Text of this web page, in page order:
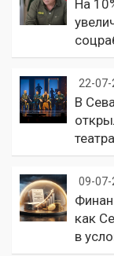
На
22-07-
В
09-07-
как
в